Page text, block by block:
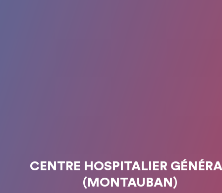
CENTRE HOSPITALIER
(MONTAUBAN)